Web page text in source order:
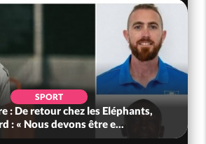
SPORT
: De retour chez les Eléphants,
: « Nous devons être e...